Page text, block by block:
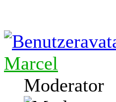
Marcel
Moderator